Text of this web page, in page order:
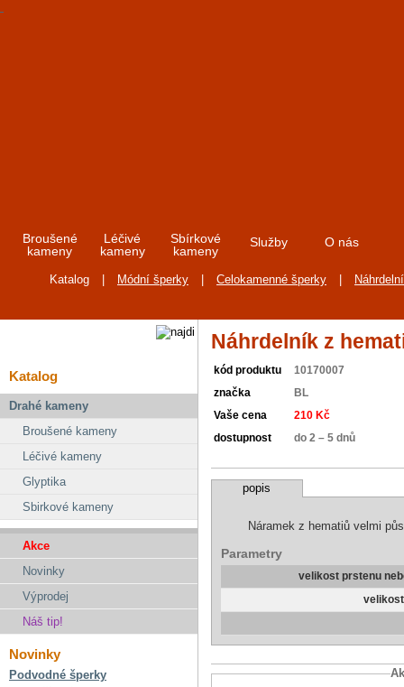
Broušené
kameny
Léčivé
kameny
Sbírkové
kameny
Služby O nás
Katalog Módní šperky Celokamenné šperky
Katalog
Drahé kameny
Broušené kameny
Léčivé kameny
Glyptika
Sbirkové kameny
Akce
Novinky
Výprodej
Náš tip!
Novinky
Podvodné šperky
Náhrdelník z
kód produktu 10170007
značka BL
Vaše cena 210 Kč
dostupnost do 2 – 5 dnů
popis
Náramek z hematiů velmi
Parametry
velikost prstenu